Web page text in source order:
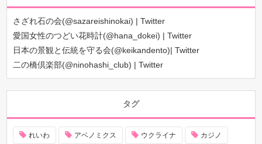
さざれ石の会(@sazareishinokai) | Twitter
愛国女性のつどい花時計(@hana_dokei) | Twitter
日本の景観と伝統を守る会(@keikandento)| Twitter
二の橋倶楽部(@ninohashi_club) | Twitter
タグ
れいわ アベノミクス ウクライナ カジノ